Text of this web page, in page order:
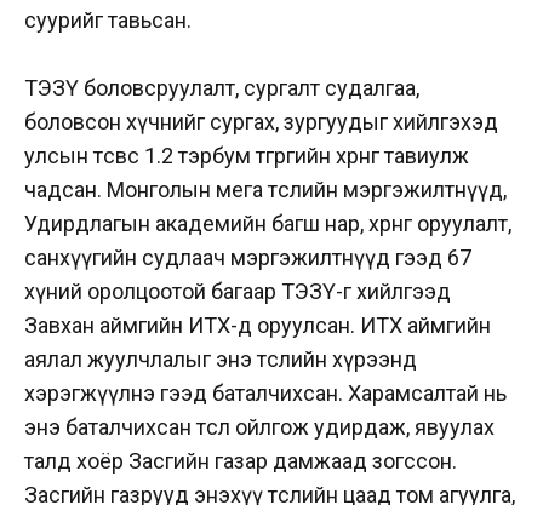
суурийг тавьсан.
ТЭЗҮ боловсруулалт, сургалт судалгаа,
боловсон хүчнийг сургах, зургуудыг хийлгэхэд
улсын төсвөөс 1.2 тэрбум төгрөгийн хөрөнгө тавиулж
чадсан. Монголын мега төслийн мэргэжилтнүүд,
Удирдлагын академийн багш нар, хөрөнгө оруулалт,
санхүүгийн судлаач мэргэжилтнүүд гээд 67
хүний оролцоотой багаар ТЭЗҮ-г хийлгээд
Завхан аймгийн ИТХ-д оруулсан. ИТХ аймгийн
аялал жуулчлалыг энэ төслийн хүрээнд
хэрэгжүүлнэ гээд баталчихсан. Харамсалтай нь
энэ баталчихсан төслөө ойлгож удирдаж, явуулах
талд хоёр Засгийн газар дамжаад зогссон.
Засгийн газрууд энэхүү төслийн цаад том агуулга,